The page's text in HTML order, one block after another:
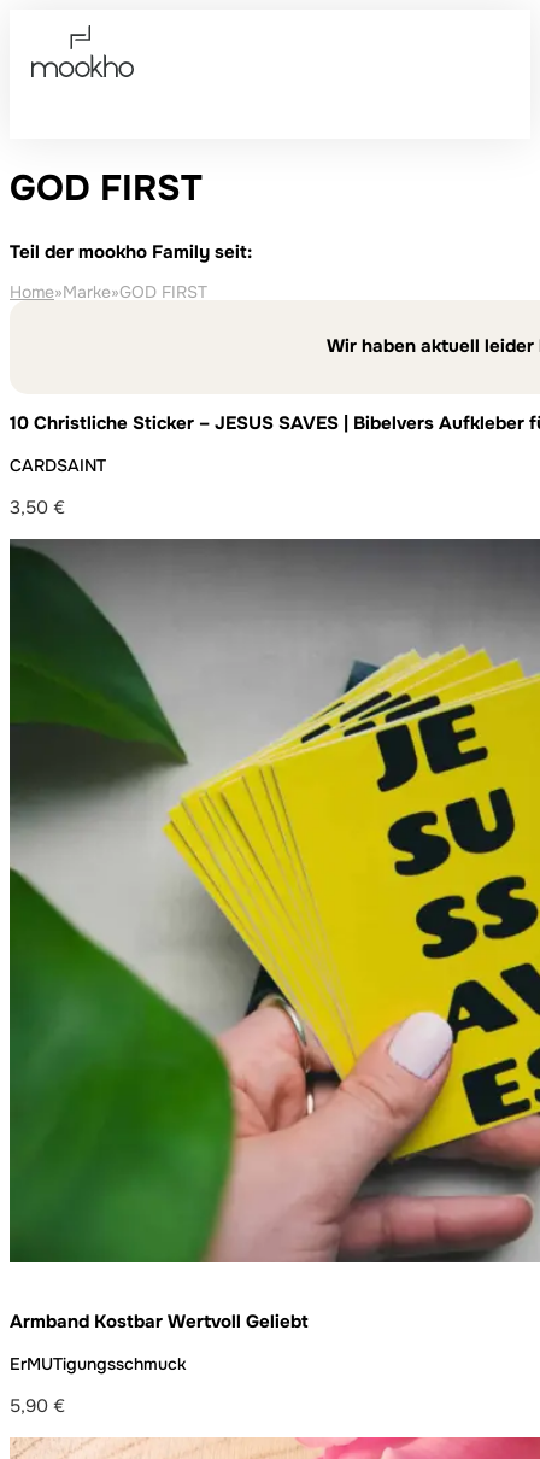
GOD FIRST
Teil der mookho Family seit:
Home»Marke»GOD FIRST
Wir haben aktuell
10 Christliche Sticker – JESUS SAVES | Bibelvers Aufkleber
CARDSAINT
3,50 €
Armband Kostbar Wertvoll Geliebt
ErMUTigungsschmuck
5,90 €